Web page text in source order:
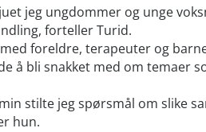
jeg ungdommer og unge
forteller Turid.
foreldre, terapeuter og
å bli snakket med om temaer
stilte jeg spørsmål om slike
hun.